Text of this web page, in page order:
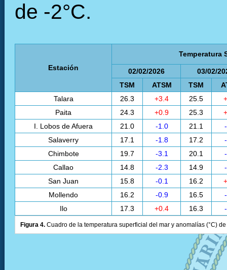
de -2°C.
Estación
Temperatura
02/02/2026
03/02/
TSM
ATSM TSM
Talara
26.3 +3.4 25.5
Paita
24.3 +0.9 25.3
I. Lobos de Afuera
21.0 -1.0 21.1
Salaverry
17.1 -1.8 17.2
Chimbote
19.7 -3.1 20.1
Callao
14.8 -2.3 14.9
San Juan
15.8 -0.1 16.2
Mollendo
16.2 -0.9 16.5
Ilo
17.3 +0.4 16.3
Figura 4. Cuadro de la temperatura superficial del mar y anomalías (°C)